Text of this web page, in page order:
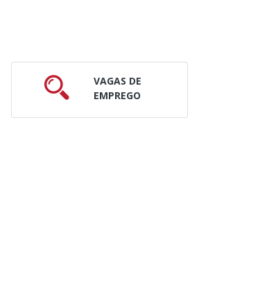
VAGAS DE
EMPREGO